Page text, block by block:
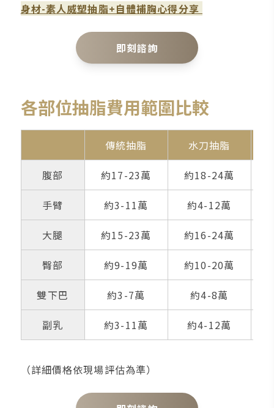
身材-素人威塑抽脂+自體補胸心得分享
即刻諮詢
各部位抽脂費用範圍比較
傳統抽脂 水刀抽脂
腹部 約17-23萬 約18-24萬
手臂 約3-11萬 約4-12萬
大腿 約15-23萬 約16-24萬
臀部 約9-19萬 約10-20萬
雙下巴 約3-7萬 約4-8萬
副乳 約3-11萬 約4-12萬
（詳細價格依現場評估為準）